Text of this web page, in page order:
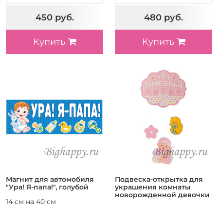
450 руб.
Купить
480 руб.
Купить
Магнит для автомобиля
"Ура! Я-папа!", голубой
14 см на 40 см
Подвеска-открытка для
украшения комнаты
новорожденной девочки